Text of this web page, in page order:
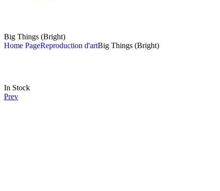
Big Things (Bright)
Home PageReproduction d'artBig Things (Bright)
In Stock
Prev